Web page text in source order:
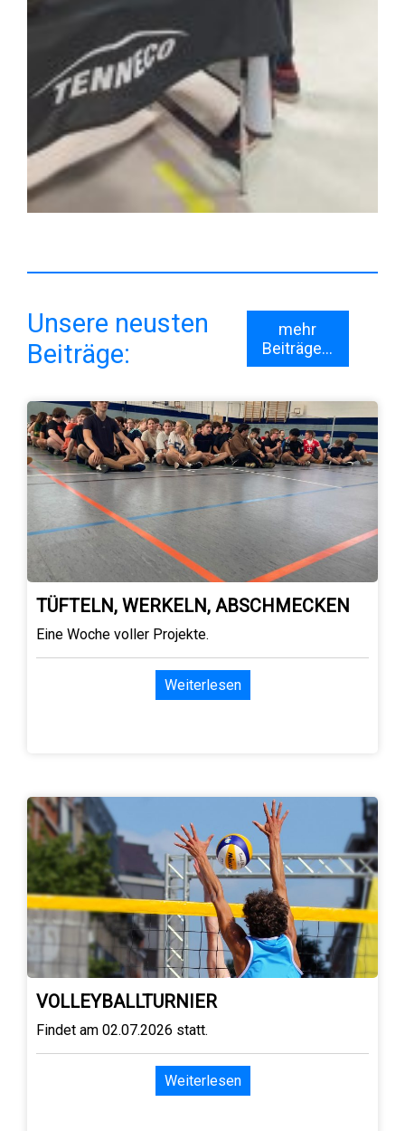
Unsere neusten
Beiträge:
mehr
Beiträge...
TÜFTELN, WERKELN, ABSCHMECKEN
Eine Woche voller Projekte.
Weiterlesen
VOLLEYBALLTURNIER
Findet am 02.07.2026 statt.
Weiterlesen